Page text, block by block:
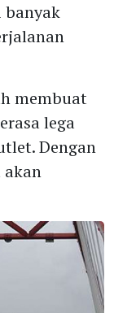
membuat
lega
Dengan
akan